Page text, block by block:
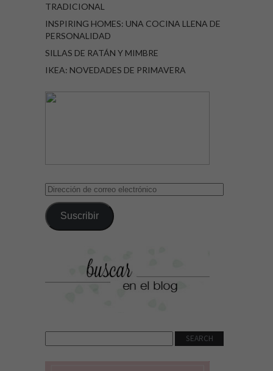
TRADICIONAL
INSPIRING HOMES: UNA COCINA LLENA DE
PERSONALIDAD
SILLAS DE RATÁN Y MIMBRE
IKEA: NOVEDADES DE PRIMAVERA
Dirección
correo
electrónico
Suscribir